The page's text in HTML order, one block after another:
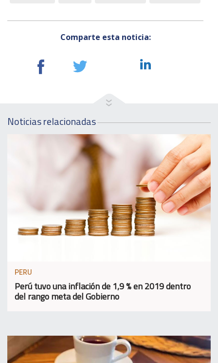
Comparte esta noticia:
Noticias relacionadas
PERU
Perú tuvo una inflación de 1,9 % en 2019 dentro
del rango meta del Gobierno